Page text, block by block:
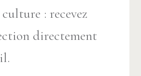
: recevez
directement